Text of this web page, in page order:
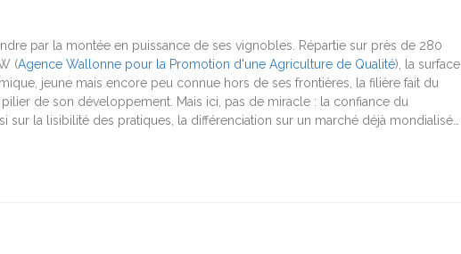
par la montée en puissance de ses vignobles. Répartie sur près de 280
(Agence Wallonne pour la Promotion d'une Agriculture de Qualité), la surface
jeune mais encore peu connue hors de ses frontières, la filière fait du
de son développement. Mais ici, pas de miracle : la confiance du
sur la lisibilité des pratiques, la différenciation sur un marché déjà mondialisé…